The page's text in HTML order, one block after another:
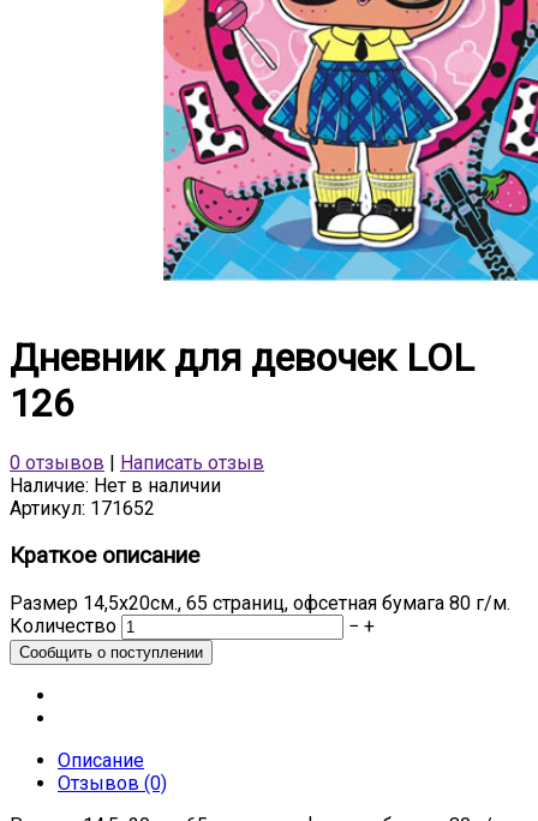
Дневник для девочек LOL
126
0 отзывов
Написать отзыв
Наличие: Нет в наличии
Артикул: 171652
Краткое описание
Размер 14,5х20см., 65 страниц, офсетная бумага 80 г/м.
Количество
− +
Описание
Отзывов (0)